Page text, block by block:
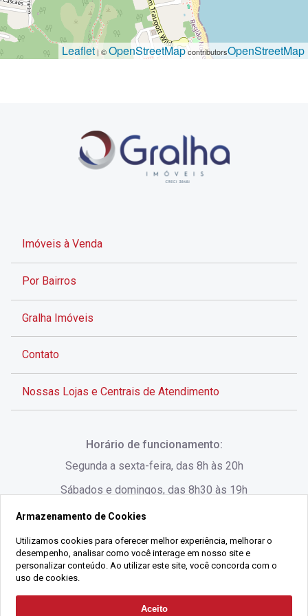
Solicitar Contato
Leaflet| ©OpenStreetMapcontributorsOpenStreetMap
Imóveis à Venda
Por Bairros
Gralha Imóveis
Contato
Nossas Lojas e Centrais de Atendimento
Rua Lauro Linhares, 1080 - Trindade, Florianópolis -
SC
(48) 3220-1045
Horário de funcionamento:
Segunda a sexta-feira, das 8h às 20h
Sábados e domingos, das 8h30 às 19h
2021 Copyright - Gralha Imóveis CRECI 008060/O - Todos os direitos
Armazenamento de Cookies
Utilizamos cookies para oferecer melhor experiência, melhorar o
desempenho, analisar como você interage em nosso site e
personalizar conteúdo. Ao utilizar este site, você concorda com o
uso de cookies.
Aceito